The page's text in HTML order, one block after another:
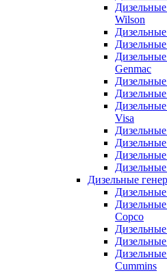
Wilson
Genmac
Visa
Дизельные
Copco
Cummins